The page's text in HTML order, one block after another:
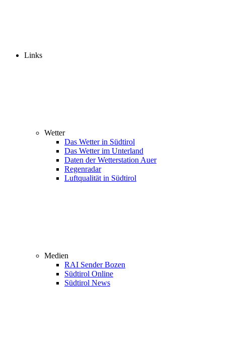
Links
Wetter
Das Wetter in Südtirol
Das Wetter im Unterland
Daten der Wetterstation Auer
Regenradar
Luftqualität in Südtirol
Medien
RAI Sender Bozen
Südtirol Online
Südtirol News